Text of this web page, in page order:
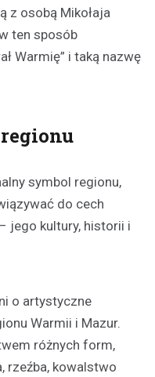
z osobą Mikołaja
ten sposób
Warmię” i taką nazwę
symbol regionu,
do cech
jego kultury, historii i
o artystyczne
Warmii i Mazur.
różnych form,
rzeźba, kowalstwo